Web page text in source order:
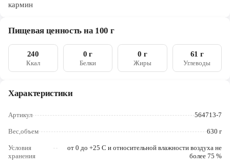
Рыбинск
Череповец
Ярославль
кармин
Пищевая ценность на 100 г
240
Ккал
0 г
Белки
0 г
Жиры
61 г
Углеводы
Характеристики
Артикул 564713-7
Вес,объем 630 г
Условия
хранения
от 0 до +25 C и относительной влажности воздуха не
более 75 %